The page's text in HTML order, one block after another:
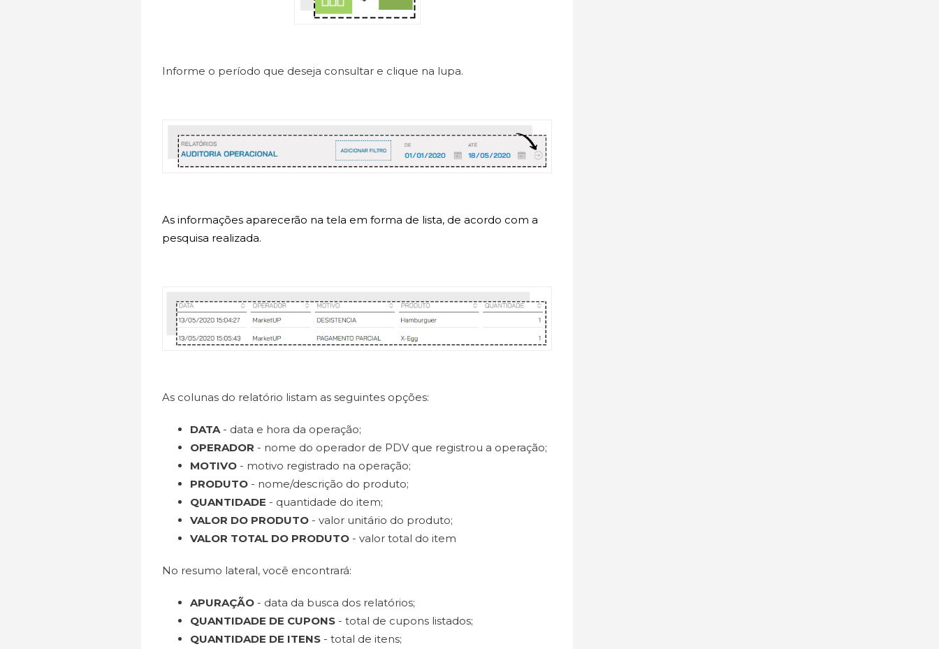
Informe o período que deseja consultar e clique na lupa.
As informações aparecerão na tela em forma de lista, de acordo com a
pesquisa realizada.
As colunas do relatório listam as seguintes opções:
DATA - data e hora da operação;
OPERADOR - nome do operador de PDV que registrou a operação;
MOTIVO - motivo registrado na operação;
PRODUTO - nome/descrição do produto;
QUANTIDADE - quantidade do item;
VALOR DO PRODUTO - valor unitário do produto;
VALOR TOTAL DO PRODUTO - valor total do item
No resumo lateral, você encontrará:
APURAÇÃO - data da busca dos relatórios;
QUANTIDADE DE CUPONS - total de cupons listados;
QUANTIDADE DE ITENS - total de itens;